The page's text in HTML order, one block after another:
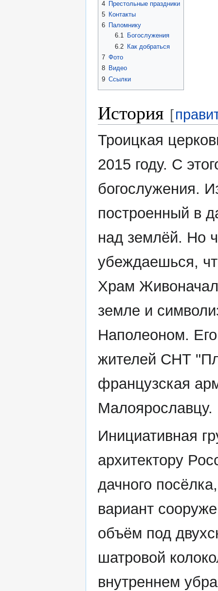
4 Престольные праздники
5 Контакты
6 Паломнику
6.1
Богослужения
6.2 Как добраться
7 Фото
8 Видео
9 Ссылки
История [
Троицкая
2015 году. С
богослужения.
построенный в
над землёй. Но
убеждаешься,
Храм
земле и
Наполеоном.
жителей СНТ
французская
Малоярославцу.
Инициативная
архитектору
дачного
вариант
объём под
шатровой
внутреннем